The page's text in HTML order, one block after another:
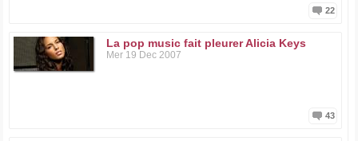
22
La pop music fait pleurer Alicia Keys
Mer 19 Dec 2007
43